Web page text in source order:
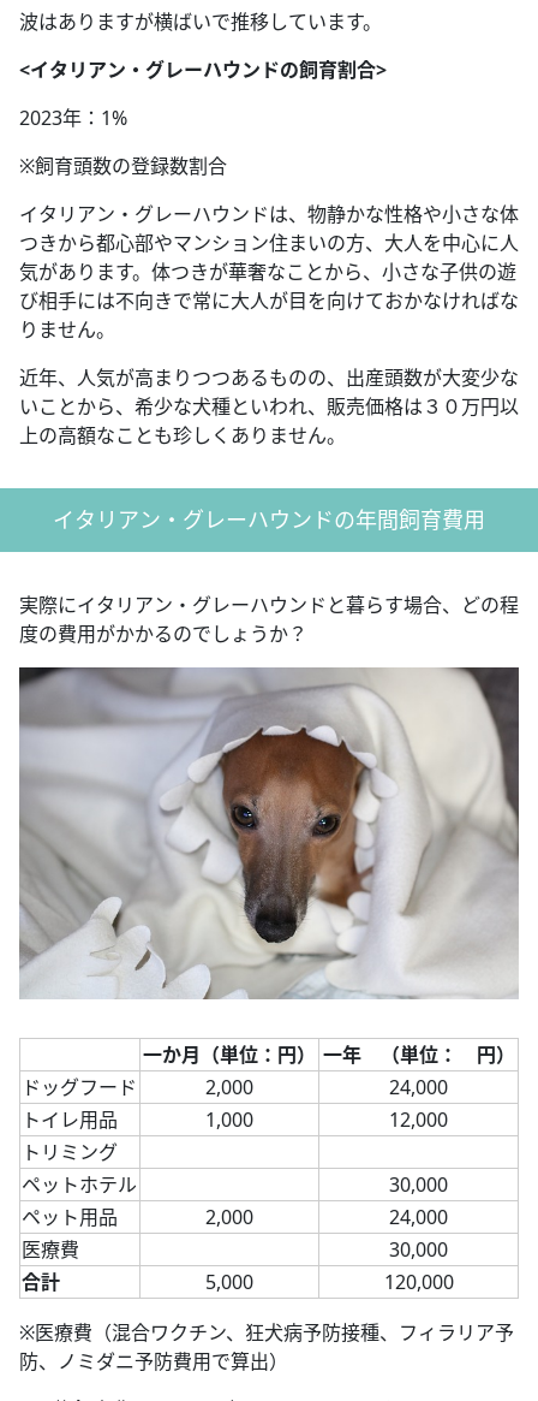
波はありますが横ばいで推移しています。
<イタリアン・グレーハウンドの飼育割合>
2023年：1%
※飼育頭数の登録数割合
イタリアン・グレーハウンドは、物静かな性格や小さな体
つきから都心部やマンション住まいの方、大人を中心に人
気があります。体つきが華奢なことから、小さな子供の遊
び相手には不向きで常に大人が目を向けておかなければな
りません。
近年、人気が高まりつつあるものの、出産頭数が大変少な
いことから、希少な犬種といわれ、販売価格は３０万円以
上の高額なことも珍しくありません。
イタリアン・グレーハウンドの年間飼育費用
実際にイタリアン・グレーハウンドと暮らす場合、どの程
度の費用がかかるのでしょうか？
一か月（単位：円）
一年 （単位： 円）
ドッグフード
2,000
24,000
トイレ用品
1,000
12,000
トリミング
ペットホテル
30,000
ペット用品
2,000
24,000
医療費
30,000
合計
5,000
120,000
※医療費（混合ワクチン、狂犬病予防接種、フィラリア予
防、ノミダニ予防費用で算出）